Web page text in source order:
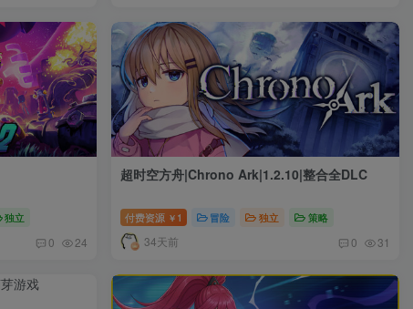
独立
0 24
超时空方舟|Chrono Ark|1.2.10|整合全DLC
付费资源 ￥ 1 冒险 独立 策略
34天前 0 31